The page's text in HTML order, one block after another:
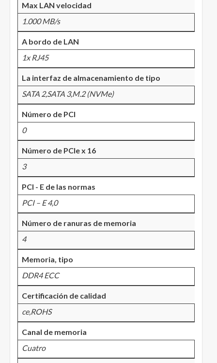
Max LAN velocidad
1.000 MB/s
A bordo de LAN
1x RJ45
La interfaz de almacenamiento de tipo
SATA 2,SATA 3,M.2 (NVMe)
Número de PCI
0
Número de PCIe x 16
3
PCI - E de las normas
PCI – E 4,0
Número de ranuras de memoria
4
Memoria, tipo
DDR4 ECC
Certificación de calidad
ce,ROHS
Canal de memoria
Cuatro